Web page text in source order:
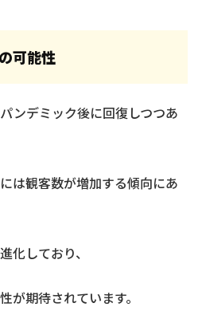
可能性
ンデミック後に回復しつつあ
は観客数が増加する傾向にあ
化しており、
が期待されています。